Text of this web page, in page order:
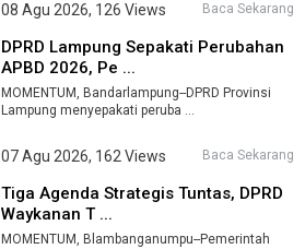
08 Agu 2026, 126 Views Baca Sekarang
DPRD Lampung Sepakati Perubahan
APBD 2026, Pe ...
MOMENTUM, Bandarlampung--DPRD Provinsi
Lampung menyepakati peruba ...
07 Agu 2026, 162 Views Baca Sekarang
Tiga Agenda Strategis Tuntas, DPRD
Waykanan T ...
MOMENTUM, Blambanganumpu--Pemerintah